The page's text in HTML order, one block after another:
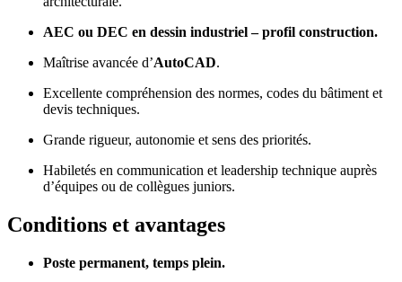
AEC ou DEC en dessin industriel – profil construction.
Maîtrise avancée d’AutoCAD.
Excellente compréhension des normes, codes du bâtiment et
devis techniques.
Grande rigueur, autonomie et sens des priorités.
Habiletés en communication et leadership technique auprès
d’équipes ou de collègues juniors.
Conditions et avantages
Poste permanent, temps plein.